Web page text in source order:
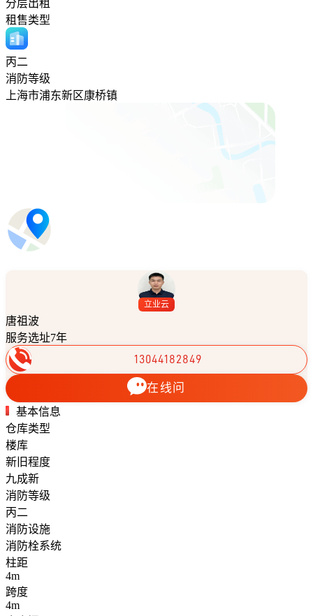
分层出租
租售类型
丙二
消防等级
上海市浦东新区康桥镇
立业云
唐祖波
服务选址7年
13044182849
在线问
基本信息
仓库类型
楼库
新旧程度
九成新
消防等级
丙二
消防设施
消防栓系统
柱距
4m
跨度
4m